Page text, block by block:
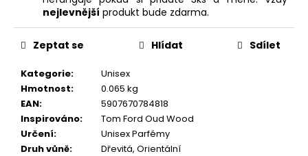
nejlevnější produkt bude zdarma.
Kategorie:
Unisex
Hmotnost:
0.065 kg
EAN:
5907670784818
Inspirováno:
Tom Ford Oud Wood
Určení:
Unisex Parfémy
Druh vůně:
Dřevitá, Orientální
Zeptat se Hlídat Sdílet